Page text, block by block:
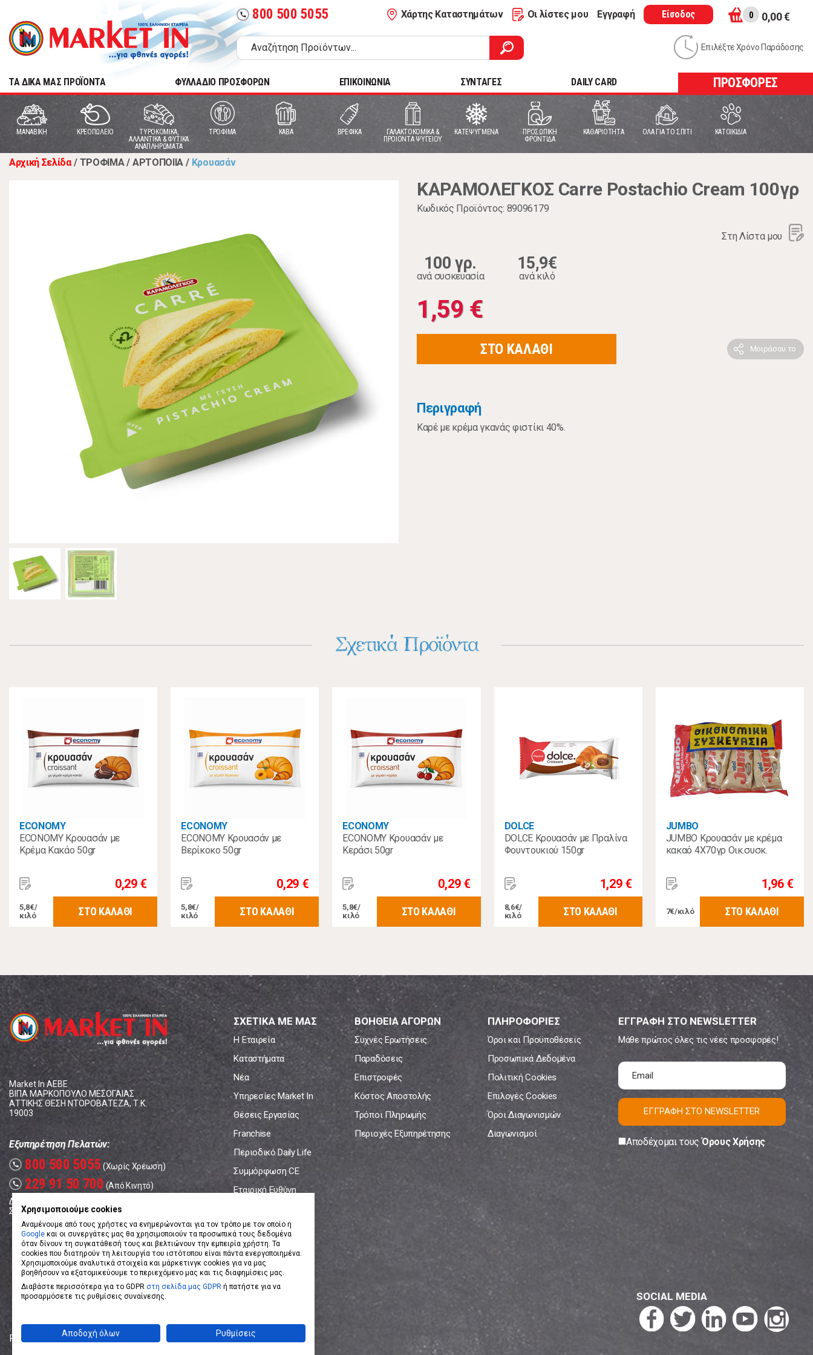
call 800 500 5055 Χάρτης Καταστημάτων Οι λίστες μου Εγγραφή Είσοδος 0 0,00 €
Επιλέξτε Χρόνο Παράδοσης
TA ΔΙΚΑ ΜΑΣ ΠΡΟΪΟΝΤΑ ΦΥΛΛΑΔΙΟ ΠΡΟΣΦΟΡΩΝ ΕΠΙΚΟΙΝΩΝΙΑ ΣΥΝΤΑΓΕΣ DAILY CARD ΠΡΟΣΦΟΡΕΣ
MANABIKH ΚΡΕΟΠΩΛΕΙΟ
ΤΥΡΟΚΟΜΙΚΑ,
ΑΛΛΑΝΤΙΚΑ & ΦΥΤΙΚΑ
ΑΝΑΠΛΗΡΩΜΑΤΑ
ΤΡΟΦΙΜΑ ΚΑΒΑ ΒΡΕΦΙΚΑ
ΓΑΛΑΚΤΟΚΟΜΙΚΑ &
ΠΡΟΙΟΝΤΑ ΨΥΓΕΙΟΥ
ΚΑΤΕΨΥΓΜΕΝΑ
ΠΡΟΣΩΠΙΚΗ
ΦΡΟΝΤΙΔΑ
ΚΑΘΑΡΙΟΤΗΤΑ ΟΛΑ ΓΙΑ ΤΟ ΣΠΙΤΙ ΚΑΤΟΙΚΙΔΙΑ
Αρχική Σελίδα / ΤΡΟΦΙΜΑ / ΑΡΤΟΠΟΙΙΑ / Κρουασάν
ΚΑΡΑΜΟΛΕΓΚΟΣ Carre Postachio Cream 100γρ
Κωδικός Προϊόντος: 89096179
Στη Λίστα μου
100 γρ.
ανά συσκευασία
15,9€
ανά κιλό
1,59 €
ΣΤΟ ΚΑΛΑΘΙ Μοιράσου το
Περιγραφή
Καρέ με κρέμα γκανάς φιστίκι 40%.
Σχετικά Προϊόντα
ECONOMY
ECONOMY Κρουασάν με
Κρέμα Κακάο 50gr
0,29 €
5,8€/
κιλό
ΣΤΟ ΚΑΛΑΘΙ
ECONOMY
ECONOMY Κρουασάν με
Βερίκοκο 50gr
0,29 €
5,8€/
κιλό
ΣΤΟ ΚΑΛΑΘΙ
ECONOMY
ECONOMY Κρουασάν με
Κεράσι 50gr
0,29 €
5,8€/
κιλό
ΣΤΟ ΚΑΛΑΘΙ
DOLCE
DOLCE Κρουασάν με Πραλίνα
Φουντουκιού 150gr
1,29 €
8,6€/
κιλό
ΣΤΟ ΚΑΛΑΘΙ
JUMBO
JUMBO Κρουασάν με κρέμα
κακαό 4Χ70γρ Οικ.συσκ.
1,96 €
7€/κιλό ΣΤΟ ΚΑΛΑΘΙ
Market In ΑΕΒΕ
ΒΙΠΑ ΜΑΡΚΟΠΟΥΛΟ ΜΕΣΟΓΑΙΑΣ
ΑΤΤΙΚΗΣ ΘΕΣΗ ΝΤΟΡΟΒΑΤΕΖΑ, Τ.Κ.
19003
Εξυπηρέτηση Πελατών:
call 800 500 5055 (Χωρίς Χρέωση)
call 229 91 50 700 (Από Κινητό)
Δευτέρα - Παρασκευή: 08:00 - 17:00
Σάββατο: 08:00 – 14:00
ΣΧΕΤΙΚΑ ΜΕ ΜΑΣ
Η Εταιρεία
Καταστήματα
Νέα
Υπηρεσίες Market In
Θέσεις Εργασίας
Franchise
Περιοδικό Daily Life
Συμμόρφωση CE
Εταιρική Ευθύνη
ΒΟΗΘΕΙΑ ΑΓΟΡΩΝ
Συχνές Ερωτήσεις
Παραδόσεις
Επιστροφές
Κόστος Αποστολής
Τρόποι Πληρωμής
Περιοχές Εξυπηρέτησης
ΠΛΗΡΟΦΟΡΙΕΣ
Όροι και Προϋποθέσεις
Προσωπικά Δεδομένα
Πολιτική Cookies
Επιλογές Cookies
Όροι Διαγωνισμών
Διαγωνισμοί
ΕΓΓΡΑΦΗ ΣΤΟ NEWSLETTER
Μάθε πρώτος όλες τις νέες προσφορές!
ΕΓΓΡΑΦΗ ΣΤΟ NEWSLETTER
Αποδέχομαι τουςΌρους Χρήσης
SOCIAL MEDIA
Powered by eShopKeyDesigned by Koolmetrix
Χρησιμοποιούμε cookies
Αναμένουμε από τους χρήστες να ενημερώνονται για τον τρόπο με τον οποίο η
Google και οι συνεργάτες μας θα χρησιμοποιούν τα προσωπικά τους δεδομένα
όταν δίνουν τη συγκατάθεσή τους και βελτιώνουν την εμπειρία χρήστη. Τα
cookies που διατηρούν τη λειτουργία του ιστότοπου είναι πάντα ενεργοποιημένα.
Χρησιμοποιούμε αναλυτικά στοιχεία και μάρκετινγκ cookies για να μας
βοηθήσουν να εξατομικεύουμε το περιεχόμενο μας και τις διαφημίσεις μας.
Διαβάστε περισσότερα για το GDPR στη σελίδα μας GDPR ή πατήστε για να
προσαρμόσετε τις ρυθμίσεις συναίνεσης.
Αποδοχή όλων Ρυθμίσεις